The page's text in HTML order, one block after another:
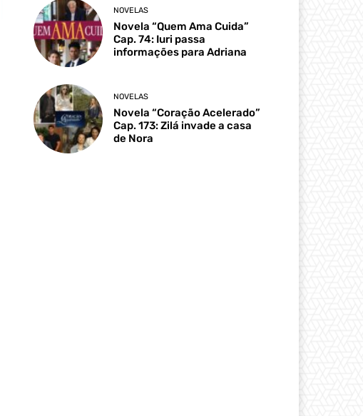
NOVELAS
Novela “Quem Ama Cuida”
Cap. 74: Iuri passa
informações para Adriana
NOVELAS
Novela “Coração Acelerado”
Cap. 173: Zilá invade a casa
de Nora